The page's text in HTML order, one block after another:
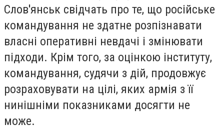
Слов'янськ свідчать про те, що російське
командування не здатне розпізнавати
власні оперативні невдачі і змінювати
підходи. Крім того, за оцінкою інституту,
командування, судячи з дій, продовжує
розраховувати на цілі, яких армія з її
нинішніми показниками досягти не
може.